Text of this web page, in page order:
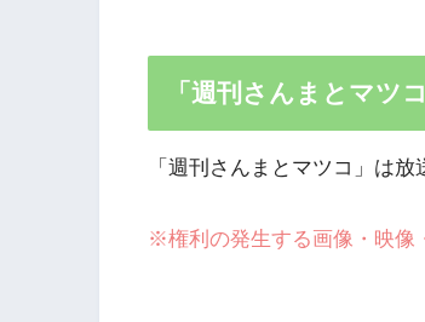
「週刊さんまとマツ
「週刊さんまとマツコ」は
※権利の発生する画像・映像